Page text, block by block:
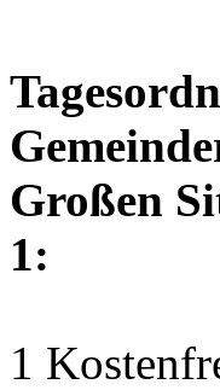
Großen
1:
1